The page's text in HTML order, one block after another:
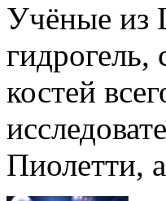
Учёные из
гидрогель,
костей
Пиолетти,